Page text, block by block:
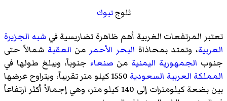
ثلوجتبوك
تعتبر المرتفعات الغربية أهم ظاهرة تضاريسية فيشبه الجزيرة
العربية، وتمتد بمحاذاة البحر الأحمر من العقبة شمالاً حتى
جنوب الجمهورية اليمنية من صنعاء جنوباً، ويبلغ طولها في
المملكة العربية السعودية
1550 كيلو متر تقريباً، ويتراوح عرضها
بين بضعة كيلومترات إلى 140 كيلو متر، وهي إجمالاً أكثر ارتفاعاً